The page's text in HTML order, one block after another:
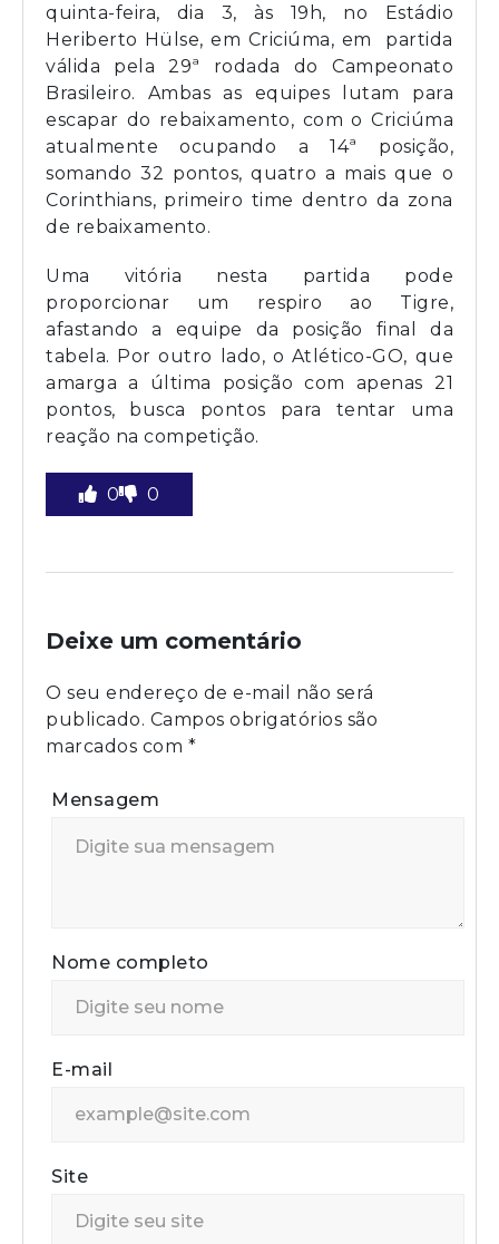
quinta-feira, dia 3, às 19h, no Estádio
Heriberto Hülse, em Criciúma, em partida
válida pela 29ª rodada do Campeonato
Brasileiro. Ambas as equipes lutam para
escapar do rebaixamento, com o Criciúma
atualmente ocupando a 14ª posição,
somando 32 pontos, quatro a mais que o
Corinthians, primeiro time dentro da zona
de rebaixamento.
Uma vitória nesta partida pode
proporcionar um respiro ao Tigre,
afastando a equipe da posição final da
tabela. Por outro lado, o Atlético-GO, que
amarga a última posição com apenas 21
pontos, busca pontos para tentar uma
reação na competição.
0 0
Deixe um comentário
O seu endereço de e-mail não será
publicado. Campos obrigatórios são
marcados com *
Mensagem
Nome completo
E-mail
Site